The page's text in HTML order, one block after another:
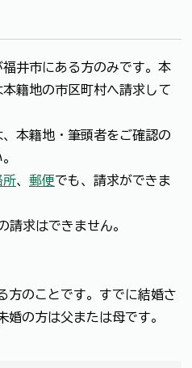
井市にある方のみです。本
籍地の市区町村へ請求して
本籍地・筆頭者をご確認の
所、 郵便でも、請求ができま
請求はできません。
方のことです。すでに結婚さ
婚の方は父または母です。